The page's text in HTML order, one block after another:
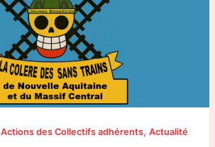
Actions des Collectifs adhérents, Actualité